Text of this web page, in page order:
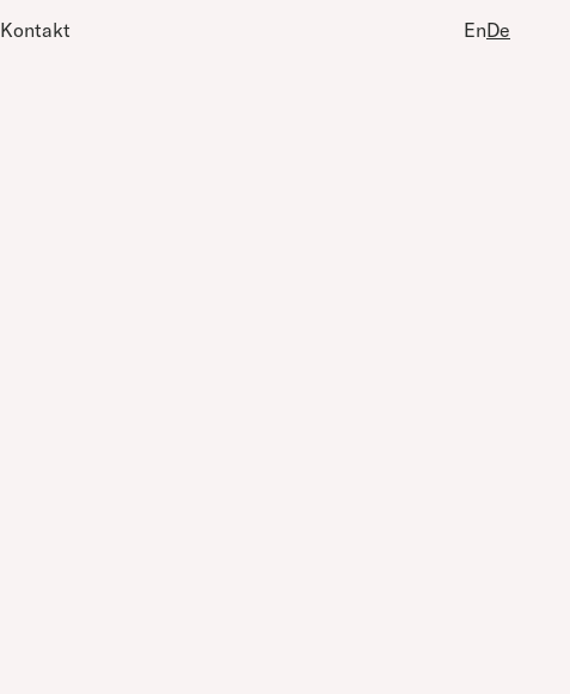
Kontakt EnDe